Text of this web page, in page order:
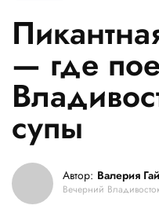
— где
супы
Автор: Валерия
Вечерний